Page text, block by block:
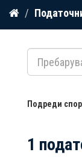
Прескокнете
содржина
Подреди
1